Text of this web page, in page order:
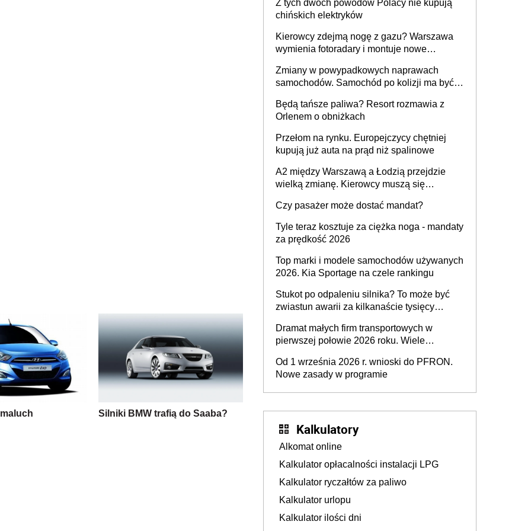
Silniki BMW trafią do Saaba?
Z tych dwóch powodów Polacy nie kupują
chińskich elektryków
Kierowcy zdejmą nogę z gazu? Warszawa
wymienia fotoradary i montuje nowe
Zmiany w powypadkowych naprawach
samochodów. Samochód po kolizji ma być
technologią producenta
Będą tańsze paliwa? Resort rozmawia z
Orlenem o obniżkach
Przełom na rynku. Europejczycy chętniej
kupują już auta na prąd niż spalinowe
A2 między Warszawą a Łodzią przejdzie
wielką zmianę. Kierowcy muszą się
Czy pasażer może dostać mandat?
Tyle teraz kosztuje za ciężka noga - mandaty
za prędkość 2026
Top marki i modele samochodów używanych
2026. Kia Sportage na czele rankingu
Stukot po odpaleniu silnika? To może być
zwiastun awarii za kilkanaście tysięcy
Dramat małych firm transportowych w
pierwszej połowie 2026 roku. Wiele
Od 1 września 2026 r. wnioski do PFRON.
Nowe zasady w programie
Kalkulatory
Alkomat online
Kalkulator opłacalności instalacji LPG
Kalkulator ryczałtów za paliwo
Kalkulator urlopu
Kalkulator ilości dni